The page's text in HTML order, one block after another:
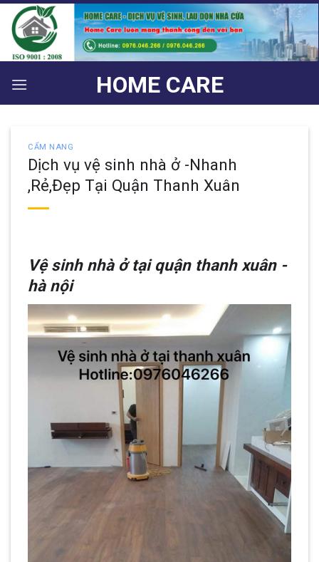
Bỏ
qua
nội
dung
HOME CARE
CẨM NANG
Dịch vụ vệ sinh nhà ở -Nhanh
,Rẻ,Đẹp Tại Quận Thanh Xuân
Vệ sinh nhà ở tại quận thanh xuân -
hà nội